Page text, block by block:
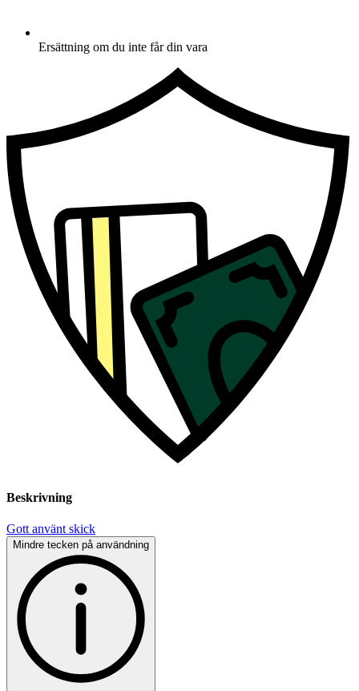
Ersättning om du inte får din vara
Beskrivning
Gott använt skick
Mindre tecken på användning